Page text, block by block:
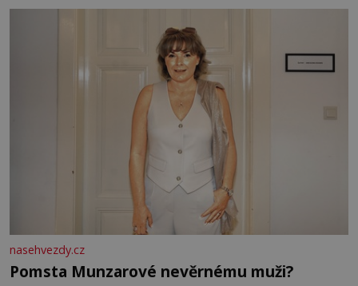
mi knihy, práce a hlavně klid. Hned po studiích jsem
nasehvezdy.cz
Pomsta Munzarové nevěrnému muži?